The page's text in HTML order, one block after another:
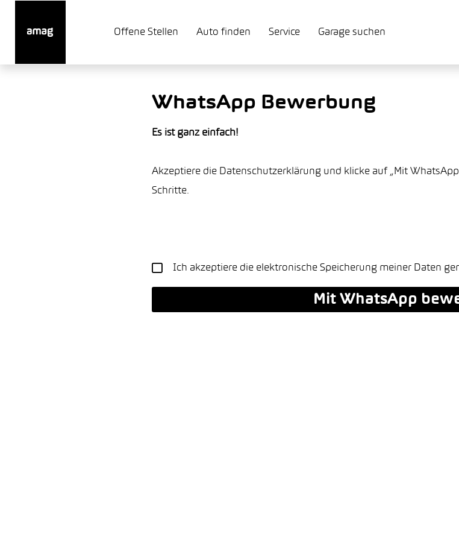
Offene Stellen Auto finden Service Garage suchen
WhatsApp Bewerbung
Es ist ganz einfach!
Akzeptiere die Datenschutzerklärung und klicke auf „Mit
Schritte.
Ich akzeptiere die elektronische Speicherung meiner Daten
Mit WhatsApp